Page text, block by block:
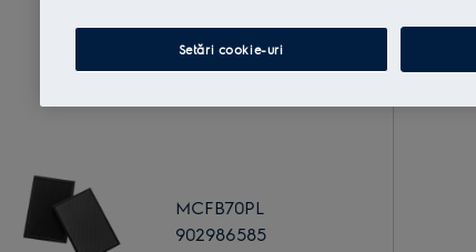
MCFB70PL
902986585
Setări cookie-uri